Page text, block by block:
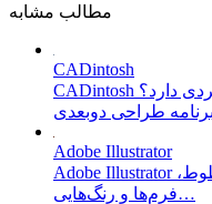
مطالب مشابه
CADintosh
CADintosh چیست و چه کاربردی دارد؟ CADintosh یک
Adobe Illustrator
Adobe Illustrator چیست؟ جهان اطراف ما مملو از خطوط،
فرم‌ها و رنگ‌هایی…